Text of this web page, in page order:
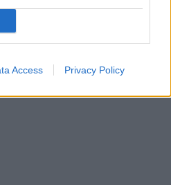
Access Privacy Policy